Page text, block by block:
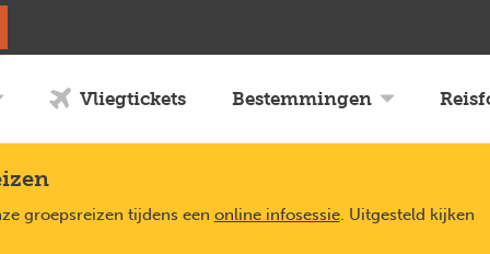
Vliegtickets Bestemmingen
groepsreizen tijdens een online infosessie. Uitgesteld kijken